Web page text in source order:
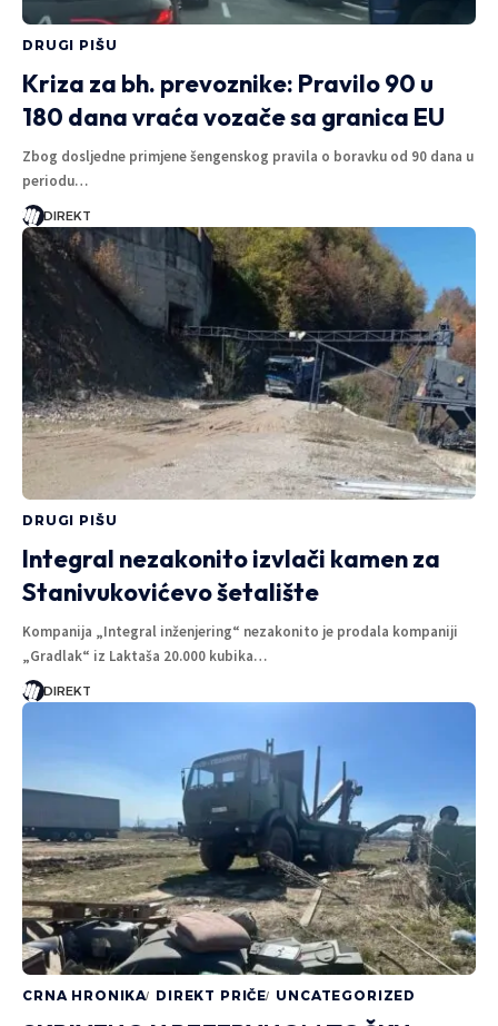
DRUGI PIŠU
Kriza za bh. prevoznike: Pravilo 90 u
180 dana vraća vozače sa granica EU
Zbog dosljedne primjene šengenskog pravila o boravku od 90 dana u
periodu…
DIREKT
DRUGI PIŠU
Integral nezakonito izvlači kamen za
Stanivukovićevo šetalište
Kompanija „Integral inženjering“ nezakonito je prodala kompaniji
„Gradlak“ iz Laktaša 20.000 kubika…
DIREKT
CRNA HRONIKA DIREKT PRIČE UNCATEGORIZED